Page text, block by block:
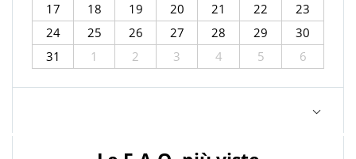
17
18 19 20 21 22
23
24
25 26 27 28 29
30
31
1 2 3 4 5 6